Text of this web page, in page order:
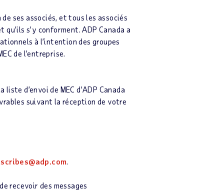
ses associés, et tous les associés
s’y conforment. ADP Canada a
à l’intention des groupes
de l’entreprise.
d’envoi de MEC d’ADP Canada
suivant la réception de votre
.
recevoir des messages